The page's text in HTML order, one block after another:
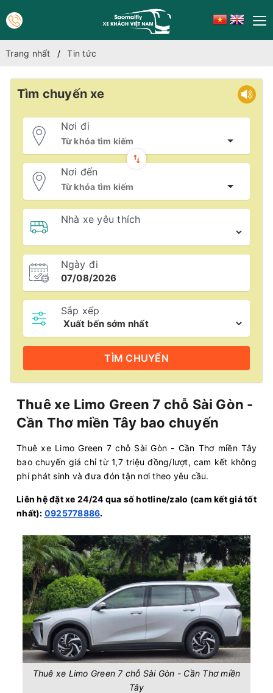
Trang nhất Tin tức
Tìm chuyến xe
Nơi đi
Nơi đến
Nhà xe yêu thích
Ngày đi
Sắp xếp
TÌM CHUYẾN
Thuê xe Limo Green 7 chỗ Sài Gòn -
Cần Thơ miền Tây bao chuyến
Thuê xe Limo Green 7 chỗ Sài Gòn - Cần Thơ miền Tây
bao chuyến giá chỉ từ 1,7 triệu đồng/lượt, cam kết không
phí phát sinh và đưa đón tận nơi theo yêu cầu.
Liên hệ đặt xe 24/24 qua số hotline/zalo (cam kết giá tốt
nhất): 0925778886.
Thuê xe Limo Green 7 chỗ Sài Gòn - Cần Thơ miền
Tây